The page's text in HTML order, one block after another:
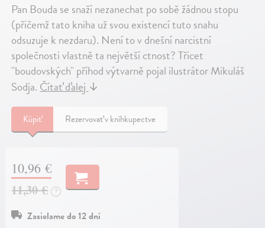
Pan Bouda se snaží nezanechat po sobě žádnou stopu
(přičemž tato kniha už svou existencí tuto snahu
odsuzuje k nezdaru). Není to v dnešní narcistní
společnosti vlastně ta největší ctnost? Třicet
"boudovských" příhod výtvarně pojal ilustrátor Mikuláš
Sodja.Čítať ďalej↓
Kúpiť Rezervovať v kníhkupectve
10,96 €
11,30 €
?
Zasielame do 12 dní